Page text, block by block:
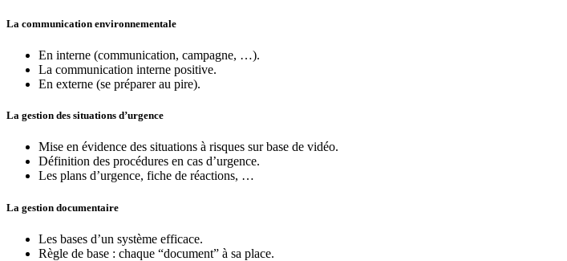
La communication environnementale
En interne (communication, campagne, …).
La communication interne positive.
En externe (se préparer au pire).
La gestion des situations d’urgence
Mise en évidence des situations à risques sur base de vidéo.
Définition des procédures en cas d’urgence.
Les plans d’urgence, fiche de réactions, …
La gestion documentaire
Les bases d’un système efficace.
Règle de base : chaque “document” à sa place.